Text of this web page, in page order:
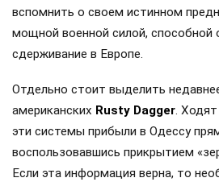
вспомнить о своем истинном
мощной военной силой, способной
сдерживание в Европе.
Отдельно стоит выделить
американских Rusty Dagger. Ходят
эти системы прибыли в Одессу
воспользовавшись прикрытием
Если эта информация верна, то